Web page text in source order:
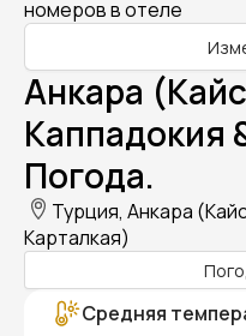
номеров в отеле
Анкара
Каппадокия
Погода.
Турция, Анкара
Карталкая)
Средняя